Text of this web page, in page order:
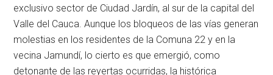
exclusivo sector de Ciudad Jardín, al sur de la capital del
Valle del Cauca. Aunque los bloqueos de las vías generan
molestias en los residentes de la Comuna 22 y en la
vecina Jamundí, lo cierto es que emergió, como
detonante de las reyertas ocurridas, la histórica